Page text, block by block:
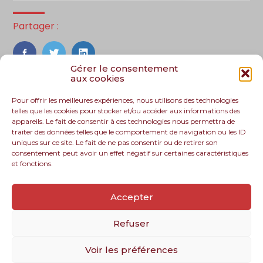
Gérer le consentement
aux cookies
Pour offrir les meilleures expériences, nous utilisons des technologies
telles que les cookies pour stocker et/ou accéder aux informations des
appareils. Le fait de consentir à ces technologies nous permettra de
traiter des données telles que le comportement de navigation ou les ID
uniques sur ce site. Le fait de ne pas consentir ou de retirer son
consentement peut avoir un effet négatif sur certaines caractéristiques
et fonctions.
Accepter
Refuser
Voir les préférences
Partager :
FaceBook
TwitterLinkedIn
Footer
PLAN DU SITE